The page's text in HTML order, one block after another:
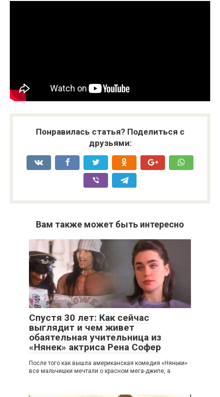
Понравилась статья? Поделиться с
друзьями:
Вам также может быть интересно
Тогда-Сейчас
Спустя 30 лет: Как сейчас
выглядит и чем живет
обаятельная учительница из
«Нянек» актриса Рена Софер
После того как вышла американская комедия «Няньки»
все мальчишки мечтали о красном мега-джипе, а